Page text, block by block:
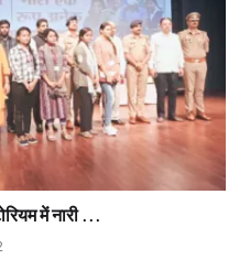
में नारी ...